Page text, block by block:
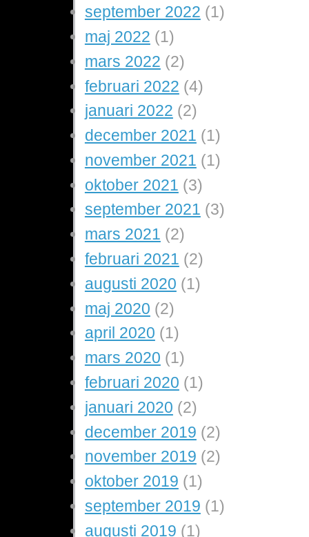
september 2022 (1)
maj 2022 (1)
mars 2022 (2)
februari 2022 (4)
januari 2022 (2)
december 2021 (1)
november 2021 (1)
oktober 2021 (3)
september 2021 (3)
mars 2021 (2)
februari 2021 (2)
augusti 2020 (1)
maj 2020 (2)
april 2020 (1)
mars 2020 (1)
februari 2020 (1)
januari 2020 (2)
december 2019 (2)
november 2019 (2)
oktober 2019 (1)
september 2019 (1)
augusti 2019 (1)